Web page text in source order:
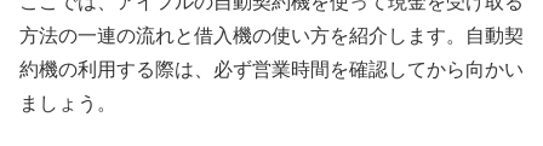
方法の一連の流れと借入機の使い方を紹介します。自動契
約機の利用する際は、必ず営業時間を確認してから向かい
ましょう。